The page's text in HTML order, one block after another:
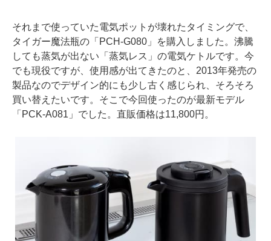
それまで使っていた電気ポットが壊れたタイミングで、
タイガー魔法瓶の「PCH-G080」を購入しました。沸騰
しても蒸気が出ない「蒸気レス」の電気ケトルです。今
でも現役ですが、使用感が出てきたのと、2013年発売の
製品なのでデザイン的にも少し古く感じられ、そろそろ
買い替えたいです。そこで今回使ったのが最新モデル
「PCK-A081」でした。直販価格は11,800円。